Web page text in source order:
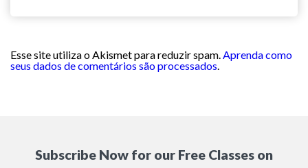
Esse site utiliza o Akismet para reduzir spam.Aprenda como
seus dados de comentários são processados.
Subscribe Now for our Free Classes on